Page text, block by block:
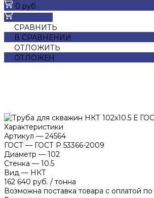
0 руб.
СРАВНИТЬ
В СРАВНЕНИИ
ОТЛОЖИТЬ
ОТЛОЖЕН
Характеристики
Артикул — 24564
ГОСТ — ГОСТ Р 53366-2009
Диаметр — 102
Стенка — 10.5
Вид — НКТ
162 640 руб. / тонна
Возможна поставка товара с оплатой